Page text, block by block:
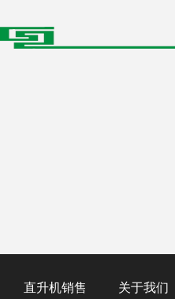
直升机销售 关于我们